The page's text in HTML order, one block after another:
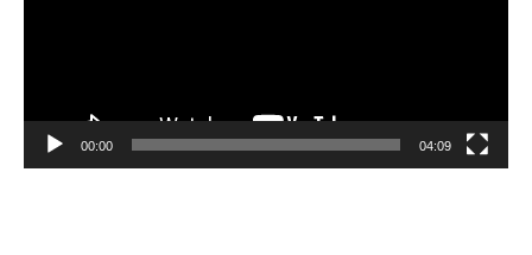
00:00 04:09